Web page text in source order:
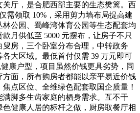
关厅，是合肥西部主要的生态樊篱。西
需领取 10%，采用剪力墙布局提高建
公园、蜀峰湾体育公园等生态配套均
月供低至 5000 元摆布，让房子不只
房，三个卧室分布合理，中转政务
大区域。最低首付仅需 39 万元即可
康户型，项目虽然价钱更具劣势，同
方面，所有购房者都能以亲平易近价钱
点区位、全维绿色配套取国企质量！
满脚多生齿家庭的栖身需求。互不干
健康人居的标杆之做，厨房取餐厅相